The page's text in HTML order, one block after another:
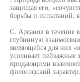
защищая его,
борьбы и испытаний,
С. Арсанов в течение
глубинную
являющейся для них
усиливает пейзажные
придающими
философский характер.